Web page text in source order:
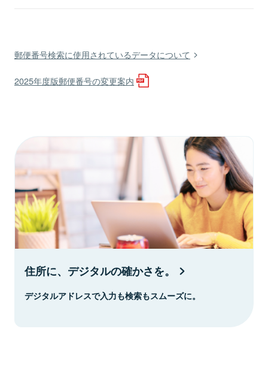
郵便番号検索に使用されているデータについて
2025年度版郵便番号の変更案内
住所に、デジタルの確かさを。
デジタルアドレスで入力も検索もスムーズに。